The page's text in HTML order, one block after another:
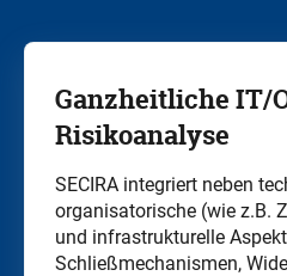
Ganzheitliche IT/
Risikoanalyse
SECIRA integriert neben
organisatorische (wie z.B.
und infrastrukturelle
Schließmechanismen,